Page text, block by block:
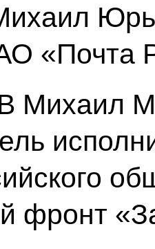
«Почта
Михаил
фронт